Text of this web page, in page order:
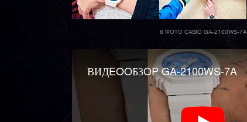
8 ФОТО CASIO GA-2100WS-7A
ВИДEOOБЗOP GA-2100WS-7A